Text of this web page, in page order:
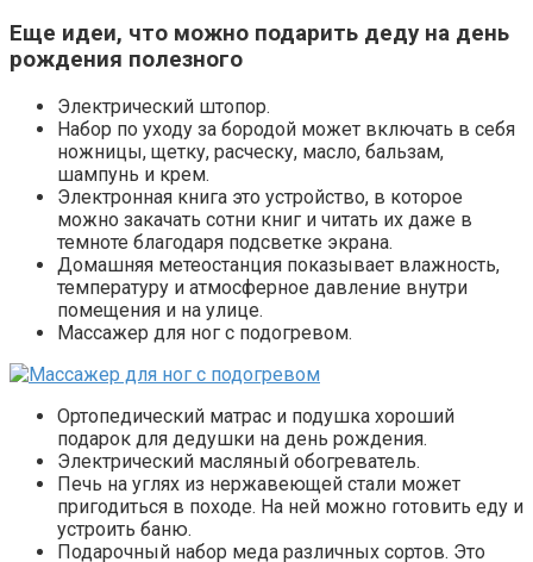
Еще идеи, что можно подарить деду на день
рождения полезного
Электрический штопор.
Набор по уходу за бородой может включать в себя
ножницы, щетку, расческу, масло, бальзам,
шампунь и крем.
Электронная книга это устройство, в которое
можно закачать сотни книг и читать их даже в
темноте благодаря подсветке экрана.
Домашняя метеостанция показывает влажность,
температуру и атмосферное давление внутри
помещения и на улице.
Массажер для ног с подогревом.
Ортопедический матрас и подушка хороший
подарок для дедушки на день рождения.
Электрический масляный обогреватель.
Печь на углях из нержавеющей стали может
пригодиться в походе. На ней можно готовить еду и
устроить баню.
Подарочный набор меда различных сортов. Это